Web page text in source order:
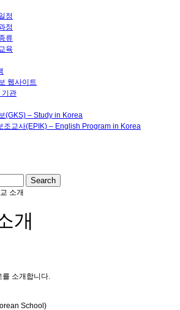
정
정
류
육
웹사이트
기관
(GKS) – Study in Korea
조교사(EPIK) – English Program in Korea
소개
개
소개합니다.